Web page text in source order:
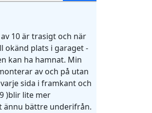
10 är trasigt och när
okänd plats i garaget -
kan ha hamnat. Min
av och på utan
sida i framkant och
)blir lite mer
ännu bättre underifrån.